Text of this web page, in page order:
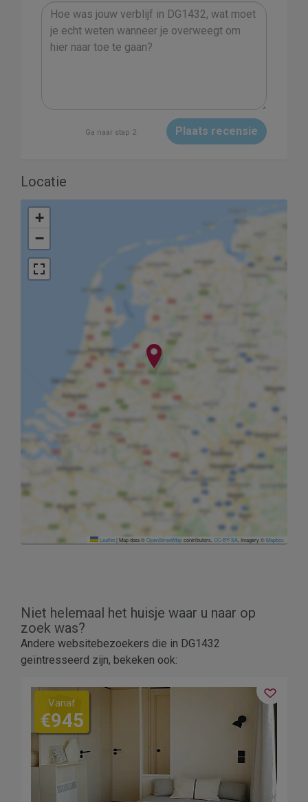
Ga naar stap 2 Plaats recensie
Locatie
+
−
Leaflet|Map data ©OpenStreetMapcontributors,CC-BY-SA, Imagery ©Mapbox
Niet helemaal het huisje waar u naar op
zoek was?
Andere websitebezoekers die in DG1432
geïntresseerd zijn, bekeken ook:
Vanaf
€945